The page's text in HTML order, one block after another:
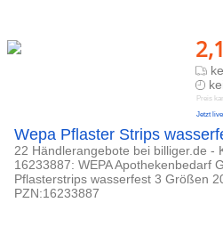
Preis
Jetzt
Wepa Pflaster Strips
22 Händlerangebote bei billiger.de -
16233887: WEPA Apothekenbedarf
Pflasterstrips wasserfest 3 Größen
PZN:16233887